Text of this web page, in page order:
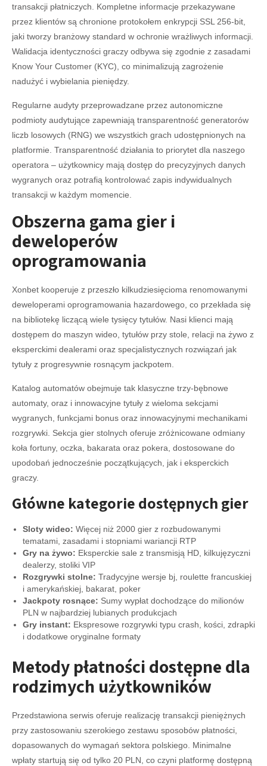
transakcji płatniczych. Kompletne informacje przekazywane
przez klientów są chronione protokołem enkrypcji SSL 256-bit,
jaki tworzy branżowy standard w ochronie wrażliwych informacji.
Walidacja identyczności graczy odbywa się zgodnie z zasadami
Know Your Customer (KYC), co minimalizują zagrożenie
nadużyć i wybielania pieniędzy.
Regularne audyty przeprowadzane przez autonomiczne
podmioty audytujące zapewniają transparentność generatorów
liczb losowych (RNG) we wszystkich grach udostępnionych na
platformie. Transparentność działania to priorytet dla naszego
operatora – użytkownicy mają dostęp do precyzyjnych danych
wygranych oraz potrafią kontrolować zapis indywidualnych
transakcji w każdym momencie.
Obszerna gama gier i
deweloperów
oprogramowania
Xonbet kooperuje z przeszło kilkudziesięcioma renomowanymi
deweloperami oprogramowania hazardowego, co przekłada się
na bibliotekę liczącą wiele tysięcy tytułów. Nasi klienci mają
dostępem do maszyn wideo, tytułów przy stole, relacji na żywo z
eksperckimi dealerami oraz specjalistycznych rozwiązań jak
tytuły z progresywnie rosnącym jackpotem.
Katalog automatów obejmuje tak klasyczne trzy-bębnowe
automaty, oraz i innowacyjne tytuły z wieloma sekcjami
wygranych, funkcjami bonus oraz innowacyjnymi mechanikami
rozgrywki. Sekcja gier stolnych oferuje zróżnicowane odmiany
koła fortuny, oczka, bakarata oraz pokera, dostosowane do
upodobań jednocześnie początkujących, jak i eksperckich
graczy.
Główne kategorie dostępnych gier
Sloty wideo: Więcej niż 2000 gier z rozbudowanymi
tematami, zasadami i stopniami wariancji RTP
Gry na żywo: Eksperckie sale z transmisją HD, kilkujęzyczni
dealerzy, stoliki VIP
Rozgrywki stolne: Tradycyjne wersje bj, roulette francuskiej
i amerykańskiej, bakarat, poker
Jackpoty rosnące: Sumy wypłat dochodzące do milionów
PLN w najbardziej lubianych produkcjach
Gry instant: Ekspresowe rozgrywki typu crash, kości, zdrapki
i dodatkowe oryginalne formaty
Metody płatności dostępne dla
rodzimych użytkowników
Przedstawiona serwis oferuje realizację transakcji pieniężnych
przy zastosowaniu szerokiego zestawu sposobów płatności,
dopasowanych do wymagań sektora polskiego. Minimalne
wpłaty startują się od tylko 20 PLN, co czyni platformę dostępną